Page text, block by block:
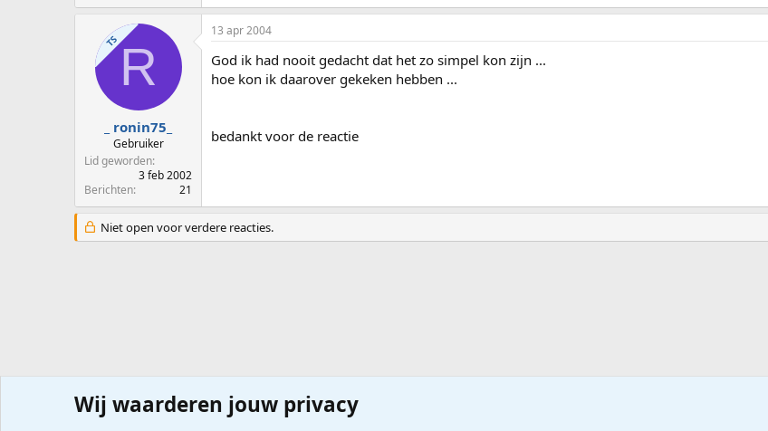
TSR
_ ronin75_
Gebruiker
Lid geworden
3 feb 2002
Berichten
21
13 apr 2004
God ik had nooit gedacht dat het zo simpel kon zijn ...
hoe kon ik daarover gekeken hebben ...
bedankt voor de reactie
Niet open voor verdere reacties.
Forums Computerproblemen Besturingssysteem
Wij waarderen jouw privacy